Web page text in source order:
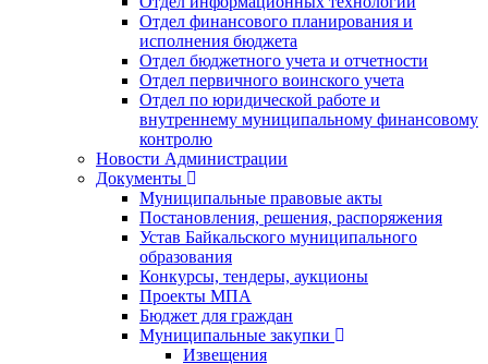
Отдел финансового планирования и
исполнения бюджета
Отдел бюджетного учета и отчетности
Отдел первичного воинского учета
Отдел по юридической работе и
внутреннему муниципальному финансовому
контролю
Новости Администрации
Документы
Муниципальные правовые акты
Постановления, решения, распоряжения
Устав Байкальского муниципального
образования
Конкурсы, тендеры, аукционы
Проекты МПА
Бюджет для граждан
Муниципальные закупки
Извещения